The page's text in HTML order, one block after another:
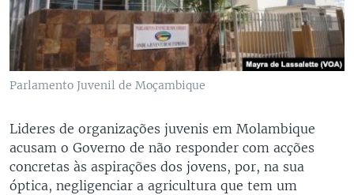
Parlamento Juvenil de Moçambique
Lideres de organizações juvenis em Molambique
acusam o Governo de não responder com acções
concretas às aspirações dos jovens, por, na sua
óptica, negligenciar a agricultura que tem um